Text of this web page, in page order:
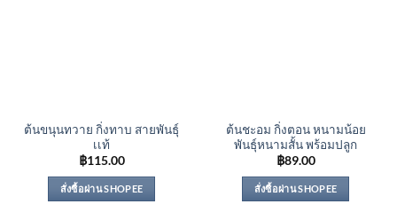
ต้นขนุนทวาย กิ่งทาบ สายพันธุ์
เเท้
฿115.00
สั่งซื้อผ่าน SHOPEE
ต้นชะอม กิ่งตอน หนามน้อย
พันธุ์หนามสั้น พร้อมปลูก
฿89.00
สั่งซื้อผ่าน SHOPEE